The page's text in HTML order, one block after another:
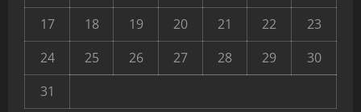
17
18 19 20 21 22
23
24
25 26 27 28 29
30
31